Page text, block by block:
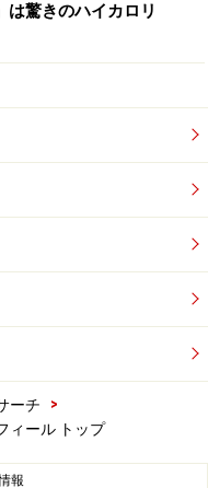
は驚きのハイカロリ
ーチ
>
ィール トップ
報